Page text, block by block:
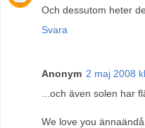
Och dessutom heter
Svara
Anonym 2 maj 2008
...och även solen har
We love you ännaändå.